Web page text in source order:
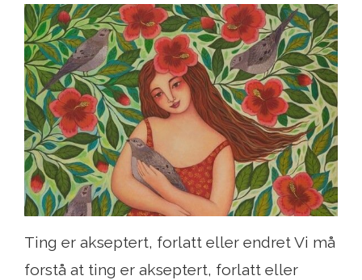
Ting er akseptert, forlatt eller endret Vi må
forstå at ting er akseptert, forlatt eller